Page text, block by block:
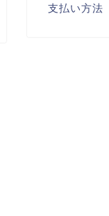
支払い方法